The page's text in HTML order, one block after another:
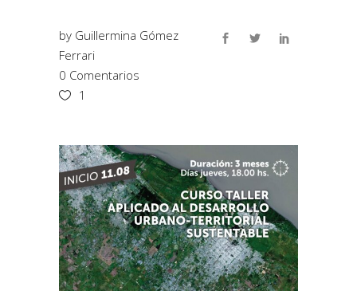
by Guillermina Gómez
Ferrari
0 Comentarios
1